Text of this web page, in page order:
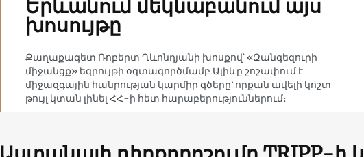
Երևանում մեկնաբանում այս
խոսույթը
Քաղաքագետ Ռոբերտ Ղևոնդյանի խոսքով՝ «Զանգեզուրի
միջանցք» եզրույթի օգտագործմամբ Ալիևը շոշափում է
միջազգային հանրության կարմիր գծերը՝ որքան ավելի կոշտ
թույլ կտան լինել ՀՀ-ի հետ հարաբերություններում։